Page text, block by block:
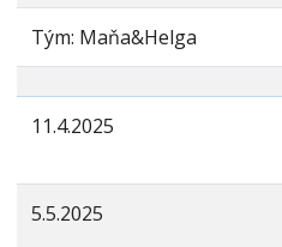
Tým: Maňa&Helga
11.4.2025
5.5.2025